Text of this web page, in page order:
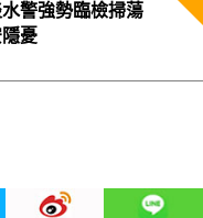
警強勢臨檢掃蕩
憂